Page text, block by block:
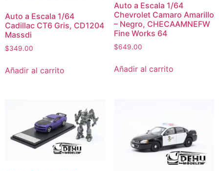
Auto a Escala 1/64
Cadillac CT6 Gris, CD1204
Massdi
$349.00
Añadir al carrito
Auto a Escala 1/64
Chevrolet Camaro Amarillo
– Negro, CHECAAMNEFW
Fine Works 64
$649.00
Añadir al carrito